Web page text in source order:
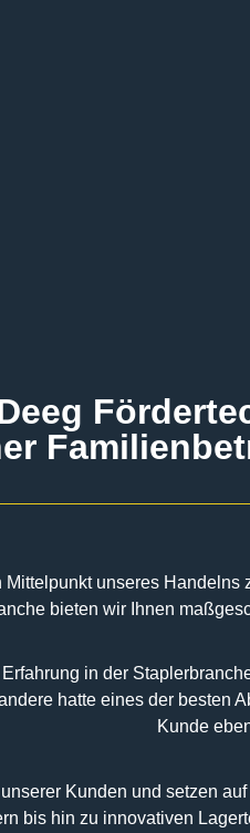
unseres
bieten wir Ihnen
in der
hatte eines der
Kunde
Kunden und setzen
bis hin zu innovativen